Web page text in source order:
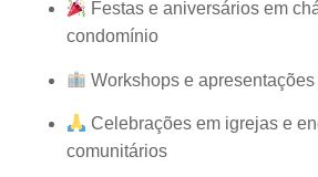
Festas e aniversários em
condomínio
Workshops e
Celebrações em igrejas e
comunitários